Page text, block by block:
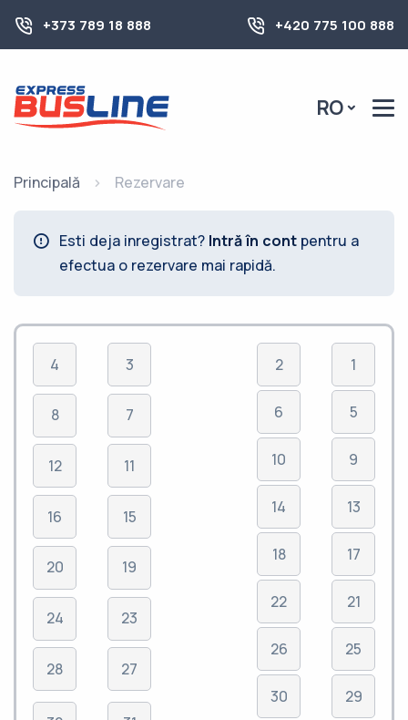
+373 789 18 888 +420 775 100 888
RO
Principală Rezervare
Esti deja inregistrat? Intră în cont pentru a
efectua o rezervare mai rapidă.
4
8
12
16
20
24
28
3
7
11
15
19
23
27
2
6
10
14
18
22
26
30
1
5
9
13
17
21
25
29